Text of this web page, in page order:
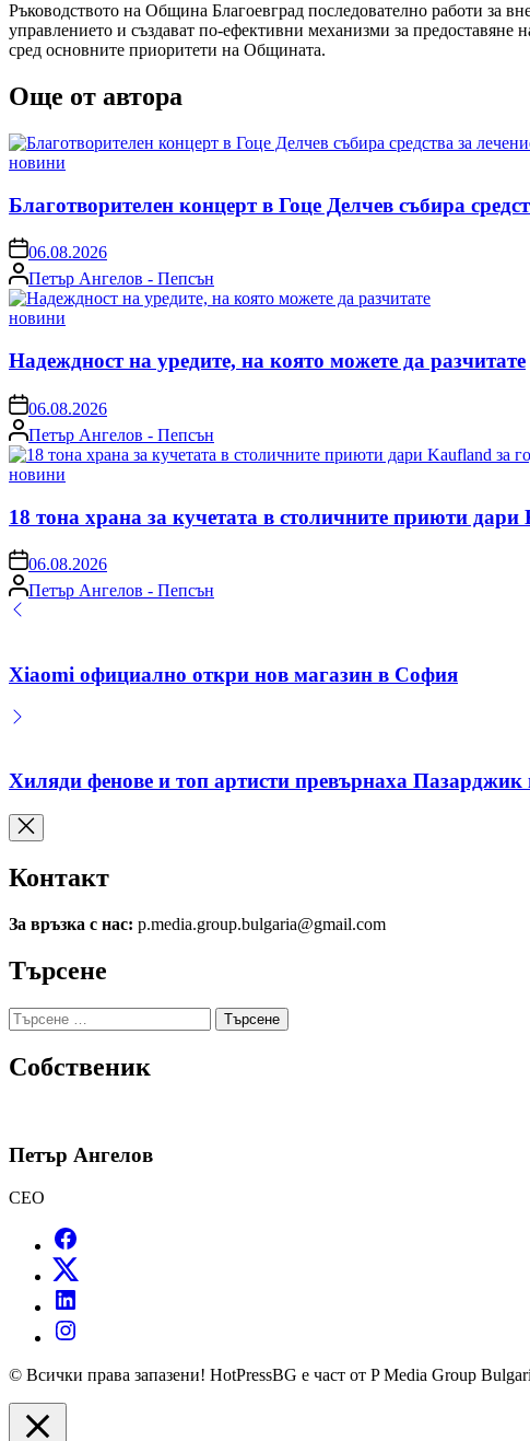
Ръководството на Община Благоевград последователно работи за
управлението и създават по-ефективни механизми за предоставяне
сред основните приоритети на Общината.
Още от автора
Posted
новини
Благотворителен концерт в Гоце Делчев събира
on06.08.2026
Posted
by
Петър Ангелов - Пепсън
Posted
новини
Надеждност на уредите, на която можете да разчитате
on06.08.2026
Posted
by
Петър Ангелов - Пепсън
Posted
новини
18 тона храна за кучетата в столичните приюти
on06.08.2026
Posted
by
Петър Ангелов - Пепсън
Xiaomi официално откри нов магазин в София
Хиляди фенове и топ артисти превърнаха Пазарджик
Контакт
За връзка с нас: p.media.group.bulgaria@gmail.com
Търсене
Търсене
за:
Собственик
Петър Ангелов
CEO
© Всички права запазени! HotPressBG е част от P Media Group